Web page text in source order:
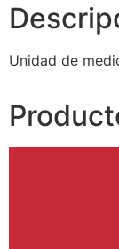
Unidad de